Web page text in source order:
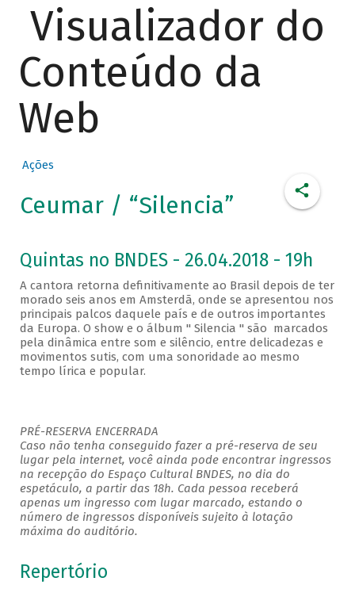
Visualizador do
Conteúdo da
Web
Ações
Ceumar / “Silencia”
Quintas no BNDES - 26.04.2018 - 19h
A cantora retorna definitivamente ao Brasil depois de ter
morado seis anos em Amsterdã, onde se apresentou nos
principais palcos daquele país e de outros importantes
da Europa. O show e o álbum " Silencia " são marcados
pela dinâmica entre som e silêncio, entre delicadezas e
movimentos sutis, com uma sonoridade ao mesmo
tempo lírica e popular.
PRÉ-RESERVA ENCERRADA
Caso não tenha conseguido fazer a pré-reserva de seu
lugar pela internet, você ainda pode encontrar ingressos
na recepção do Espaço Cultural BNDES, no dia do
espetáculo, a partir das 18h. Cada pessoa receberá
apenas um ingresso com lugar marcado, estando o
número de ingressos disponíveis sujeito à lotação
máxima do auditório.
Repertório